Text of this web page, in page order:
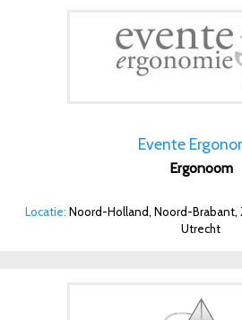
Evente
Ergonoom
Locatie: Noord-Holland, Noord-Brabant,
Utrecht